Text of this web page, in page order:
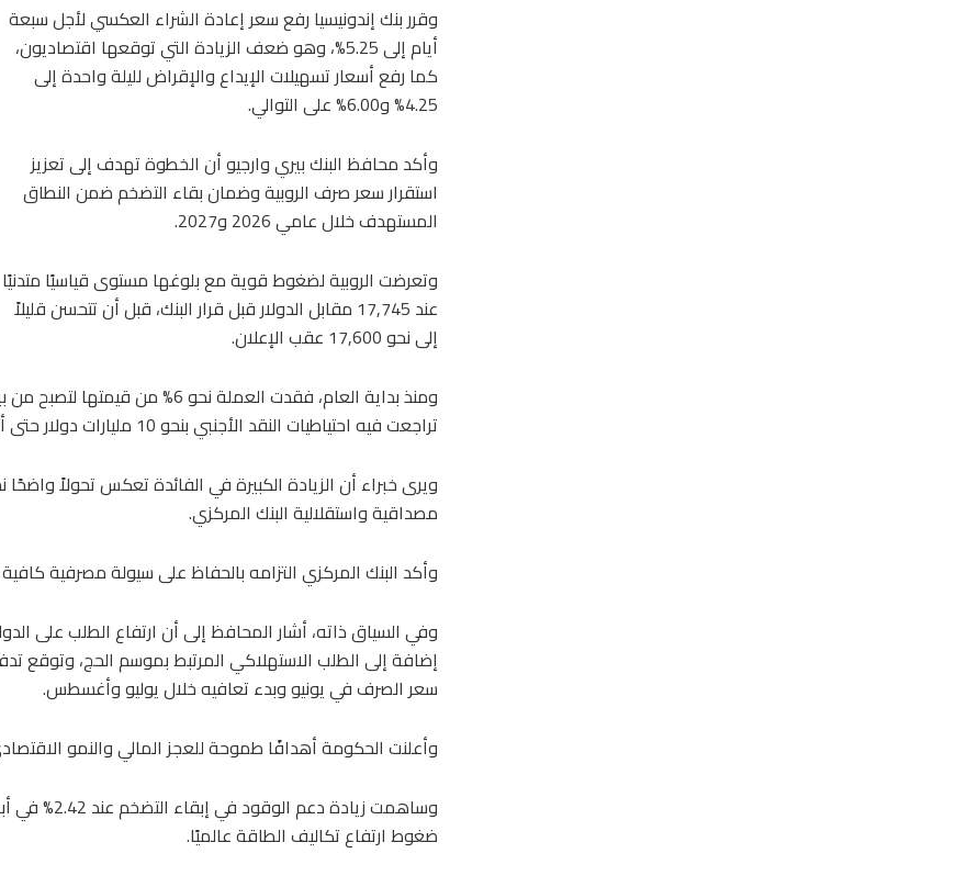
وقرر بنك إندونيسيا رفع سعر إعادة الشراء العكسي لأجل سبعة
أيام إلى 5.25%، وهو ضعف الزيادة التي توقعها اقتصاديون،
كما رفع أسعار تسهيلات الإيداع والإقراض لليلة واحدة إلى
4.25% و6.00% على التوالي.
وأكد محافظ البنك بيري وارجيو أن الخطوة تهدف إلى تعزيز
استقرار سعر صرف الروبية وضمان بقاء التضخم ضمن النطاق
المستهدف خلال عامي 2026 و2027.
وتعرضت الروبية لضغوط قوية مع بلوغها مستوى قياسيًا متدنيًا
عند 17,745 مقابل الدولار قبل قرار البنك، قبل أن تتحسن قليلاً
إلى نحو 17,600 عقب الإعلان.
ومنذ بداية العام، فقدت العملة
تراجعت فيه احتياطيات النقد الأجنبي بنحو 10 مليارات دولار حتى أبريل نتيجة تدخلات البنك المركزي لدعم العملة.
ويرى خبراء أن الزيادة الكبيرة في الفائدة تعكس تحولاً
مصداقية واستقلالية البنك المركزي.
وأكد البنك المركزي التزامه بالحفاظ على سيولة مصرفية
وفي السياق ذاته، أشار المحافظ إلى أن ارتفاع الطلب على
إضافة إلى الطلب الاستهلاكي المرتبط بموسم الحج، وتوقع
سعر الصرف في يونيو وبدء تعافيه خلال يوليو وأغسطس.
وأعلنت الحكومة أهدافًا طموحة للعجز المالي والنمو الاقتصادي لعام 2026، مع تعهد
ضغوط ارتفاع تكاليف الطاقة عالميًا.